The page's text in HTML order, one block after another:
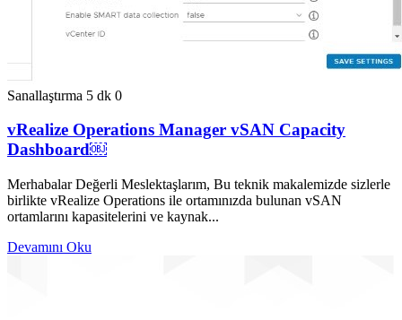
Sanallaştırma 5 dk 0
vRealize Operations Manager vSAN Capacity
Dashboard￼
Merhabalar Değerli Meslektaşlarım, Bu teknik makalemizde sizlerle
birlikte vRealize Operations ile ortamınızda bulunan vSAN
ortamlarını kapasitelerini ve kaynak...
Devamını Oku